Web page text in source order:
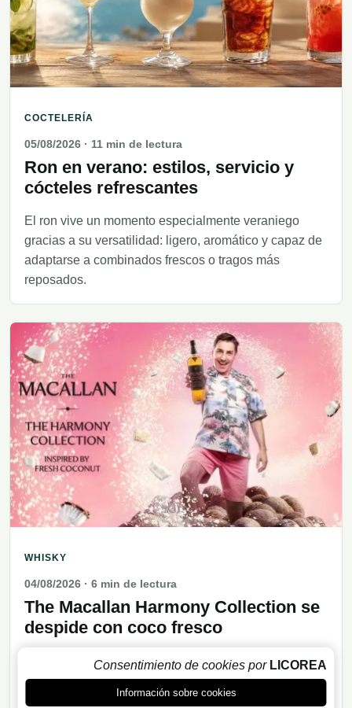
COCTELERÍA
05/08/2026 · 11 min de lectura
Ron en verano: estilos, servicio y
cócteles refrescantes
El ron vive un momento especialmente veraniego
gracias a su versatilidad: ligero, aromático y capaz de
adaptarse a combinados frescos o tragos más
reposados.
WHISKY
04/08/2026 · 6 min de lectura
The Macallan Harmony Collection se
despide con coco fresco
La última entrega de The Macallan Harmony
Collection apuesta por el coco fresco, el roble
americano y un diálogo entre whisky, gastronomía y
Consentimiento de cookies por LICOREA
Información sobre cookies